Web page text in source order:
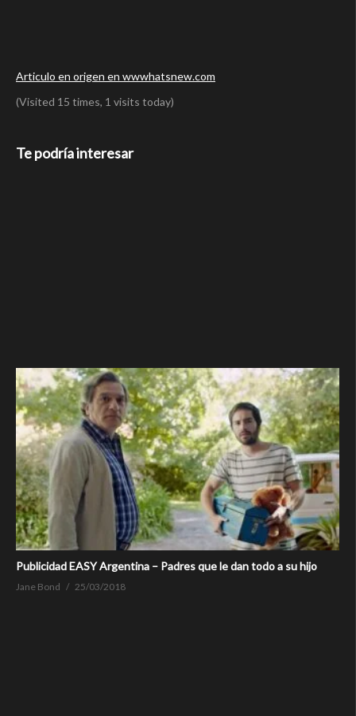
Articulo en origen en wwwhatsnew.com
(Visited 15 times, 1 visits today)
Te podría interesar
Publicidad EASY Argentina – Padres que le dan todo a su hijo
Jane Bond 25/03/2018